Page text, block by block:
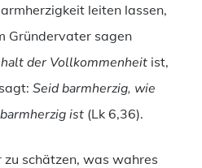
leiten lassen,
Gründervater sagen
der Vollkommenheit ist,
Seid barmherzig, wie
ist (Lk 6,36).
schätzen, was wahres